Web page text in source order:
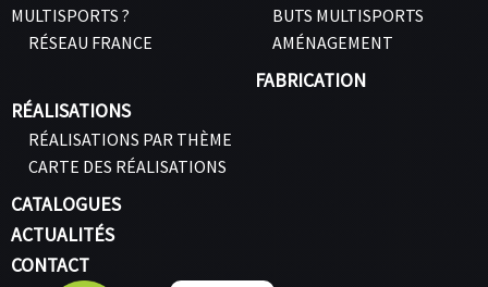
MULTISPORTS ?
RÉSEAU FRANCE
BUTS MULTISPORTS
AMÉNAGEMENT
FABRICATION
RÉALISATIONS
RÉALISATIONS PAR THÈME
CARTE DES RÉALISATIONS
CATALOGUES
ACTUALITÉS
CONTACT